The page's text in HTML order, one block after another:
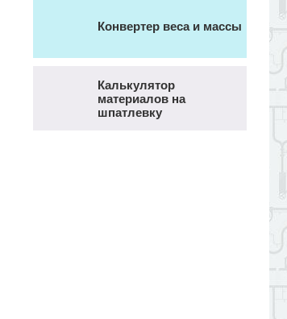
Конвертер веса и массы
Калькулятор
материалов на
шпатлевку